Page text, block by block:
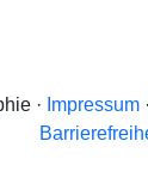
· Impressum·